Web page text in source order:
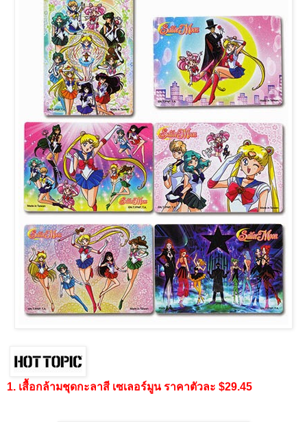
1. เสื้อกล้ามชุดกะลาสี เซเลอร์มูน ราคาตัวละ $29.45